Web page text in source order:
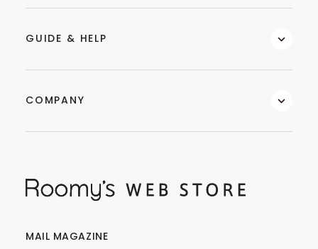
GUIDE & HELP
COMPANY
MAIL MAGAZINE